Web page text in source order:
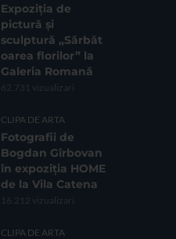
Expoziția de
pictură și
sculptură „Sărbăt
oarea florilor” la
Galeria Romană
62.731 vizualizari
CLIPA DE ARTA
Fotografii de
Bogdan Gîrbovan
în expoziția HOME
de la Vila Catena
16.212 vizualizari
CLIPA DE ARTA